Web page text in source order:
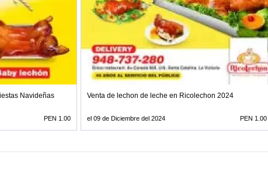
Navideñas
PEN 1.00
Venta de lechon de leche en Ricolechon 2024
el 09 de Diciembre del 2024 PEN 1.00